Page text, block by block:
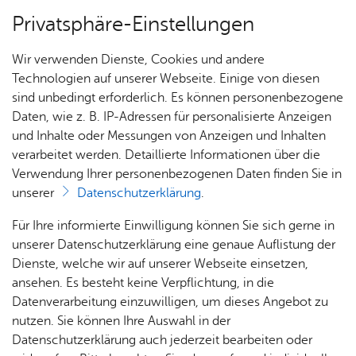
Über­sicht Bür­ger & Stadt
Rat­
haus &
Bür­
ger­
ser­vice
Rat­
häu­ser
Nach­
rich­
ten,
Vi­de­os
& Bil­
der
Me­di­
Jobs
Stel­
len­an­
ge­bo­te
Aus­bil­
dung &
Stu­di­
Bauen
& Um­
welt
Geo­
da­ten
Ge­
sund­
heit &
kum
Dienst­leis­tun­gen A–Z
Vor­le­sen
Un­ter­stüt­zung zur Be­schäf­ti­
gung von Men­schen be­an­
tra­gen, die seit vie­len Jah­ren
nicht ge­ar­bei­tet haben und
Bür­ger­geld be­kom­men
Privatsphäre-Einstellungen
Wir verwenden Dienste, Cookies und andere
Technologien auf unserer Webseite. Einige von diesen
sind unbedingt erforderlich. Es können personenbezogene
Daten, wie z. B. IP-Adressen für personalisierte Anzeigen
und Inhalte oder Messungen von Anzeigen und Inhalten
verarbeitet werden. Detaillierte Informationen über die
Verwendung Ihrer personenbezogenen Daten finden Sie in
unserer
Datenschutzerklärung.
Für Ihre informierte Einwilligung können Sie sich gerne in
unserer Datenschutzerklärung eine genaue Auflistung der
Dienste, welche wir auf unserer Webseite einsetzen,
ansehen. Es besteht keine Verpflichtung, in die
Datenverarbeitung einzuwilligen, um dieses Angebot zu
nutzen. Sie können Ihre Auswahl in der
Datenschutzerklärung auch jederzeit bearbeiten oder